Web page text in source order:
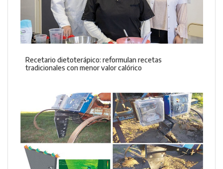
Recetario dietoterápico: reformulan recetas
tradicionales con menor valor calórico